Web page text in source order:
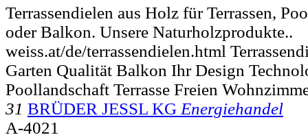
Terrassendielen aus Holz für Terrassen,
oder Balkon. Unsere Naturholzprodukte..
weiss.at/de/terrassendielen.html
Garten Qualität Balkon Ihr Design
Poollandschaft Terrasse Freien
31 BRÜDER JESSL KG Energiehandel
A-4021